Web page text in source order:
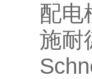
配电
施耐